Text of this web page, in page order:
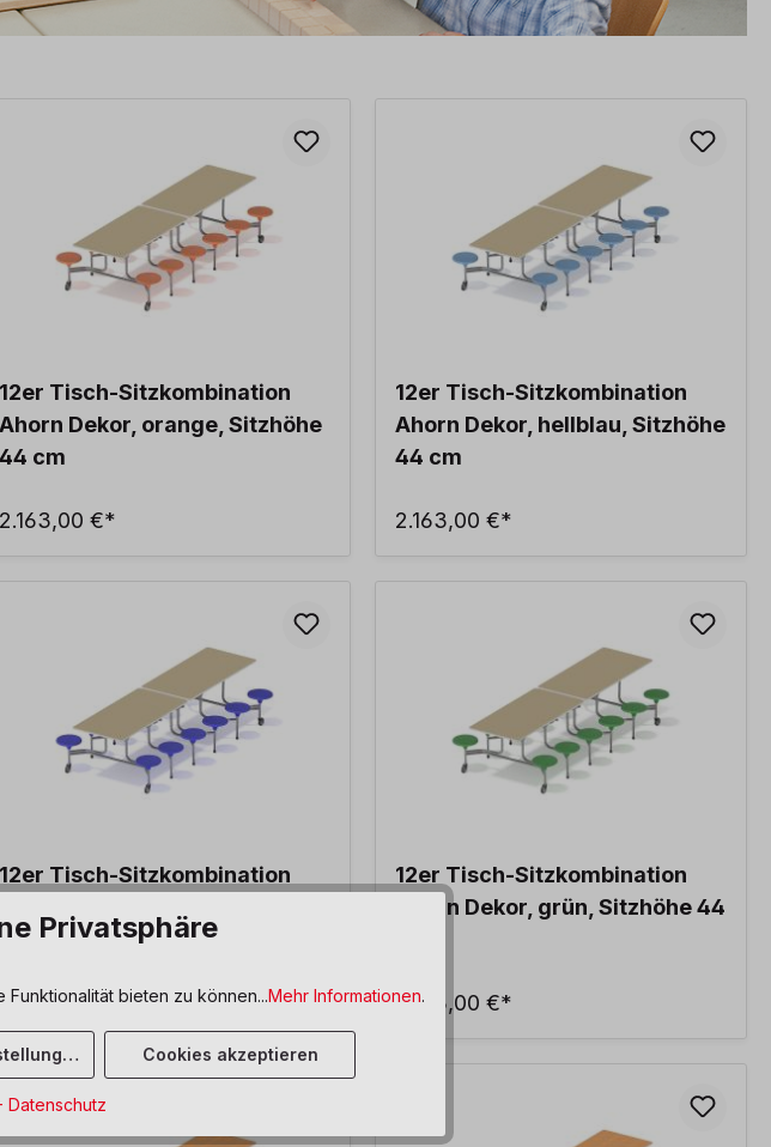
12er Tisch-Sitzkombination
Ahorn Dekor, orange, Sitzhöhe
44 cm
2.163,00 €*
12er Tisch-Sitzkombination
Ahorn Dekor, hellblau, Sitzhöhe
44 cm
2.163,00 €*
12er Tisch-Sitzkombination
cm
2.163,00 €*
12er Tisch-Sitzkombination
Ahorn Dekor, grün, Sitzhöhe 44
2.163,00 €*
Privatsphäre
bieten zu können...Mehr Informationen.
Cookies akzeptieren
Datenschutz